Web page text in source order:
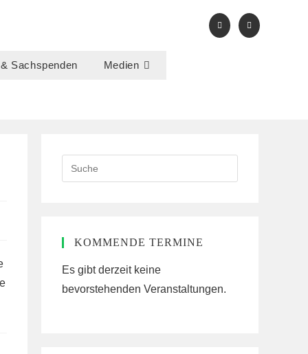
Sachspenden Medien
this
KOMMENDE TERMINE
Es gibt derzeit keine
bevorstehenden Veranstaltungen.